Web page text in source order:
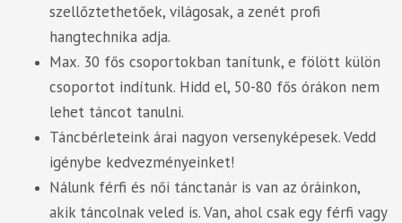
szellőztethetőek, világosak, a zenét profi
hangtechnika adja.
Max. 30 fős csoportokban tanítunk, e fölött külön
csoportot indítunk. Hidd el, 50-80 fős órákon nem
lehet táncot tanulni.
Táncbérleteink árai nagyon versenyképesek. Vedd
igénybe kedvezményeinket!
Nálunk férfi és női tánctanár is van az óráinkon,
akik táncolnak veled is. Van, ahol csak egy férfi vagy